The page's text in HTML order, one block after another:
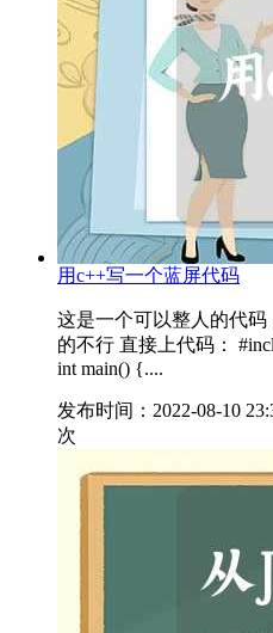
用c++写一个蓝屏代码
这是一个可以整人的代
的不行 直接上代码：
int main() {....
发布时间：2022-08-10
次